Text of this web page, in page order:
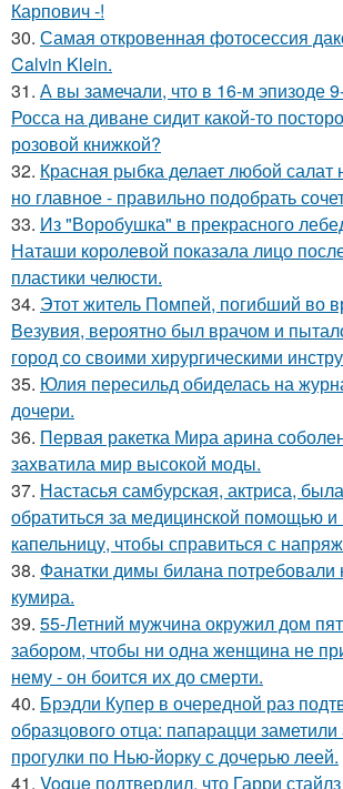
Карпович -!
30. Самая откровенная фотосессия
Calvin Klein.
31. А вы замечали, что в 16-м эпизоде
Росса на диване сидит какой-то
розовой книжкой?
32. Красная рыбка делает любой салат
но главное - правильно подобрать
33. Из "Воробушка" в прекрасного
Наташи королевой показала лицо
пластики челюсти.
34. Этот житель Помпей, погибший во
Везувия, вероятно был врачом и
город со своими хирургическими
35. Юлия пересильд обиделась на
дочери.
36. Первая ракетка Мира арина
захватила мир высокой моды.
37. Настасья самбурская, актриса,
обратиться за медицинской помощью и
капельницу, чтобы справиться с
38. Фанатки димы билана потребовали
кумира.
39. 55-Летний мужчина окружил дом
забором, чтобы ни одна женщина не
нему - он боится их до смерти.
40. Брэдли Купер в очередной раз
образцового отца: папарацци
прогулки по Нью-йорку с дочерью леей.
41. Vogue подтвердил, что Гарри